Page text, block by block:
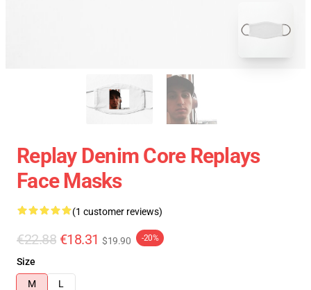
Replay Denim Core Replays
Face Masks
(1 customer reviews)
€22.88 €18.31 $19.90 -20%
Size
M
L